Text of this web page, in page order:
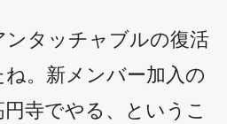
ンタッチャブルの復活
。新メンバー加入の
寺でやる、というこ